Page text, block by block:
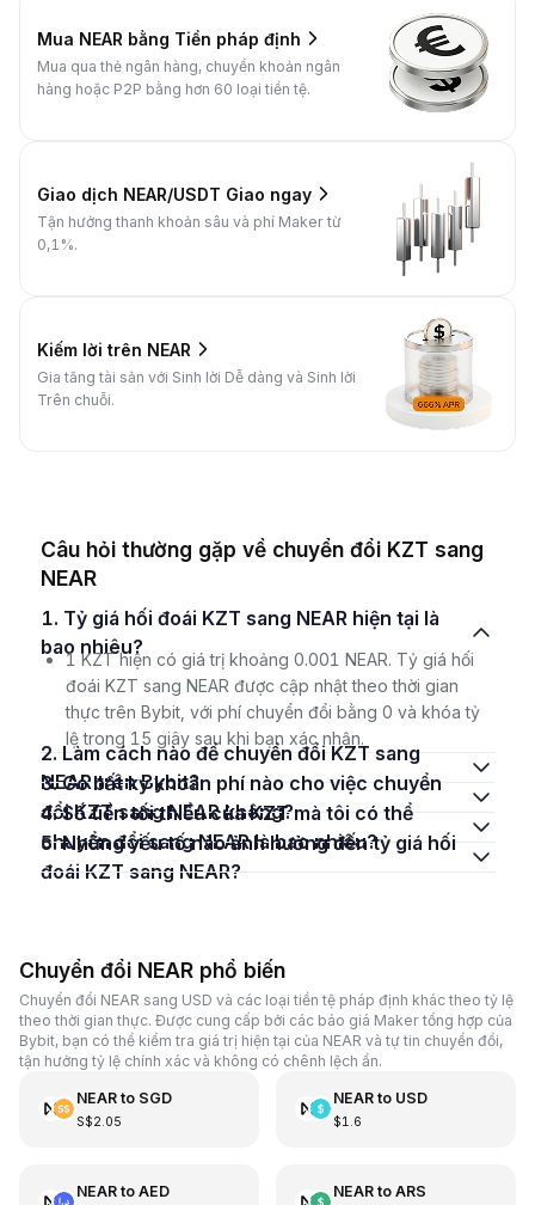
Mua NEAR bằng Tiền pháp định
Mua qua thẻ ngân hàng, chuyển khoản ngân
hàng hoặc P2P bằng hơn 60 loại tiền tệ.
Giao dịch NEAR/USDT Giao ngay
Tận hưởng thanh khoản sâu và phí Maker từ
0,1%.
Kiếm lời trên NEAR
Gia tăng tài sản với Sinh lời Dễ dàng và Sinh lời
Trên chuỗi.
Câu hỏi thường gặp về chuyển đổi KZT sang
NEAR
1. Tỷ giá hối đoái KZT sang NEAR hiện tại là
bao nhiêu?
1 KZT hiện có giá trị khoảng 0.001 NEAR. Tỷ giá hối
đoái KZT sang NEAR được cập nhật theo thời gian
thực trên Bybit, với phí chuyển đổi bằng 0 và khóa tỷ
lệ trong 15 giây sau khi bạn xác nhận.
2. Làm cách nào để chuyển đổi KZT sang
NEAR trên Bybit?
3. Có bất kỳ khoản phí nào cho việc chuyển
đổi KZT sang NEAR không?
4. Số tiền tối thiểu của KZT mà tôi có thể
chuyển đổi sang NEAR là bao nhiêu?
5. Những yếu tố nào ảnh hưởng đến tỷ giá hối
đoái KZT sang NEAR?
Chuyển đổi NEAR phổ biến
Chuyển đổi NEAR sang USD và các loại tiền tệ pháp định khác theo tỷ lệ
theo thời gian thực. Được cung cấp bởi các báo giá Maker tổng hợp của
Bybit, bạn có thể kiểm tra giá trị hiện tại của NEAR và tự tin chuyển đổi,
tận hưởng tỷ lệ chính xác và không có chênh lệch ẩn.
NEARto SGD
S$2.05
NEARto USD
$1.6
NEARto AED NEARto ARS